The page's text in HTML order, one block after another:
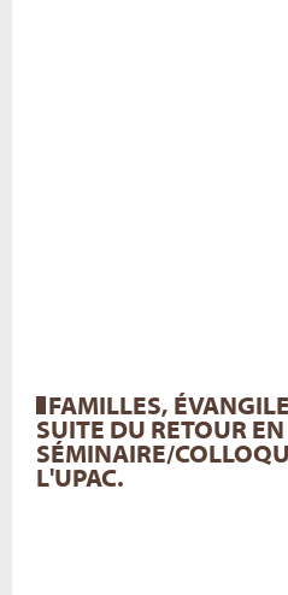
FAMILLES,
SUITE DU RETOUR
SÉMINAIRE/
L'UPAC.